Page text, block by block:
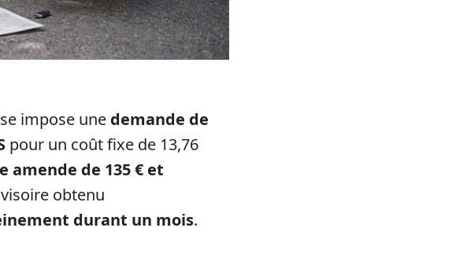
impose une demande de
pour un coût fixe de 13,76
amende de 135 € et
obtenu
durant un mois.